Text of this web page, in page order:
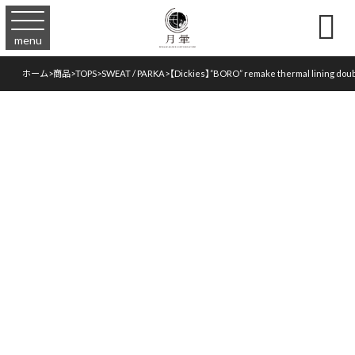
menu 
ホーム>商品>TOPS>SWEAT / PARKA>【Dickies】”BORO” remake thermal lining